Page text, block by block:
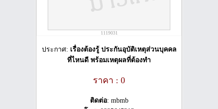
1119031
ประกาศ: เรื่องต้องรู้ ประกันอุบัติเหตุส่วนบุคคล
ที่ไหนดี พร้อมเหตุผลที่ต้องทำ
ราคา : 0
ติดต่อ: mbmb